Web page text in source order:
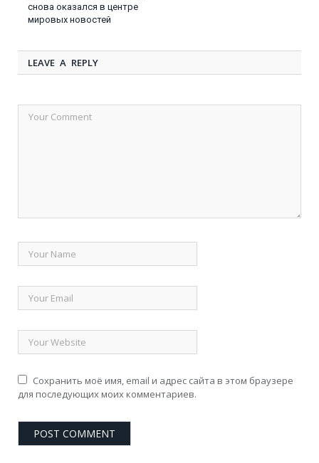
снова оказался в центре
мировых новостей
LEAVE A REPLY
Сохранить моё имя, email и адрес сайта в этом браузере
для последующих моих комментариев.